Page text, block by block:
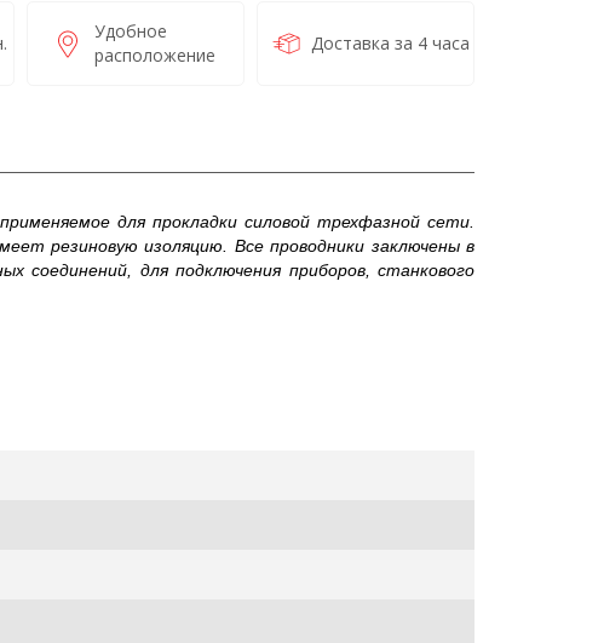
Удобное
расположение
Доставка за 4 часа
для прокладки силовой трехфазной сети.
резиновую изоляцию. Все проводники заключены в
соединений, для подключения приборов, станкового